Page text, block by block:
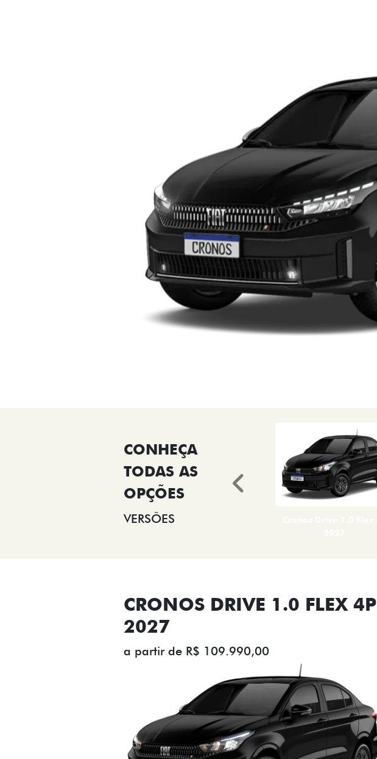
VERSÕES
Anterior
CRONOS DRIVE 1.0 FLEX 4P
2027
a partir de R$ 109.990,00